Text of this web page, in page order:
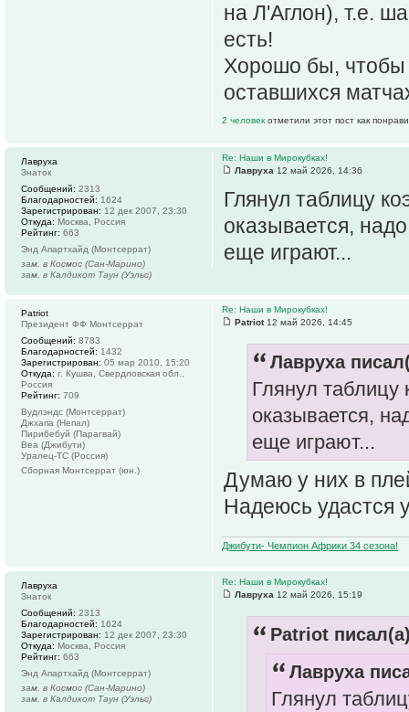
на Л'Аглон), т.е.
есть!
Хорошо бы, чтобы
оставшихся
2 человекотметили этот пост как
Re: Наши в Мирокубках!
Лавруха 12 май 2026, 14:36
Глянул таблицу
оказывается,
еще играют...
Лавруха
Знаток
Сообщений: 2313
Благодарностей: 1624
Зарегистрирован: 12 дек 2007, 23:30
Откуда: Москва, Россия
Рейтинг: 663
Энд Апартхайд (Монтсеррат)
зам. в Космос (Сан-Марино)
зам. в Калдикот Таун (Уэльс)
Re: Наши в Мирокубках!
Patriot12 май 2026, 14:45
Лавруха
Глянул
оказывается,
еще играют...
Думаю у них в
Надеюсь удастся
Джибути- Чемпион Африки 34 сезона!
Patriot
Президент ФФ Монтсеррат
Сообщений: 8783
Благодарностей: 1432
Зарегистрирован: 05 мар 2010, 15:20
Откуда: г. Кушва, Свердловская обл.,
Россия
Рейтинг: 709
Вудлэндс (Монтсеррат)
Джхапа (Непал)
Пирибебуй (Парагвай)
Веа (Джибути)
Уралец-ТС (Россия)
Сборная Монтсеррат (юн.)
Re: Наши в Мирокубках!
Лавруха 12 май 2026, 15:19
Patriot
Лавруха
Глянул
Лавруха
Знаток
Сообщений: 2313
Благодарностей: 1624
Зарегистрирован: 12 дек 2007, 23:30
Откуда: Москва, Россия
Рейтинг: 663
Энд Апартхайд (Монтсеррат)
зам. в Космос (Сан-Марино)
зам. в Калдикот Таун (Уэльс)